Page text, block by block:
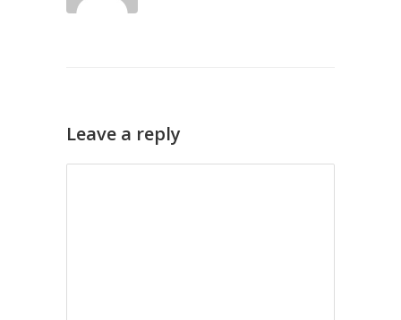
Leave a reply